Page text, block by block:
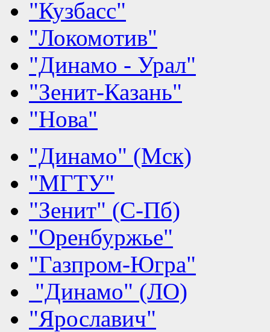
"Кузбасс"
"Локомотив"
"Динамо - Урал"
"Зенит-Казань"
"Нова"
"Динамо" (Мск)
"МГТУ"
"Зенит" (С-Пб)
"Оренбуржье"
"Газпром-Югра"
"Динамо" (ЛО)
"Ярославич"